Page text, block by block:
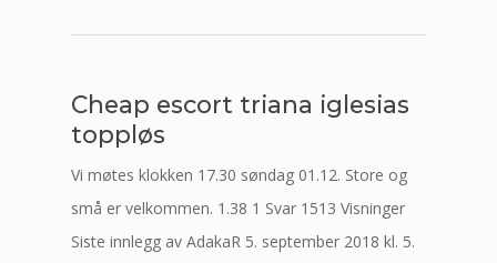
Cheap escort triana iglesias
toppløs
Vi møtes klokken 17.30 søndag 01.12. Store og
små er velkommen. 1.38 1 Svar 1513 Visninger
Siste innlegg av AdakaR 5. september 2018 kl. 5.